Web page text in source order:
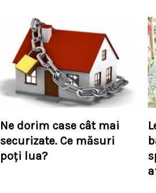
Ne dorim case cât mai
securizate. Ce măsuri
poţi lua?